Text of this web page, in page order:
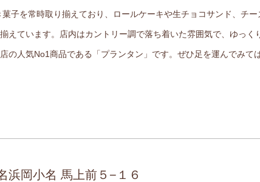
子を常時取り揃えており、ロールケーキや生チョコサンド、チ
えています。店内はカントリー調で落ち着いた雰囲気で、ゆっく
の人気No1商品である「プランタン」です。ぜひ足を運んでみて
浜岡小名 馬上前５−１６